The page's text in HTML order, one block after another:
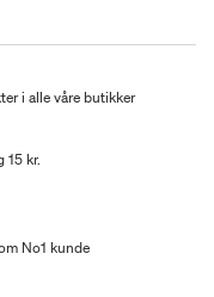
i alle våre butikker
15 kr.
No1 kunde